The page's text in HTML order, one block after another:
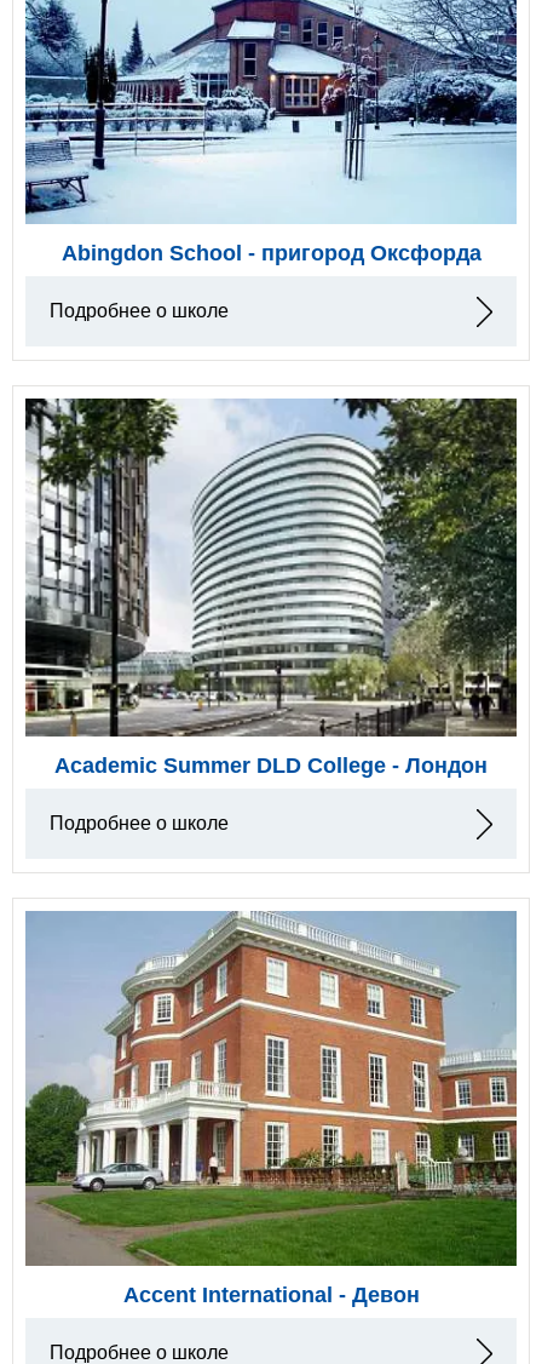
Abingdon School - пригород Оксфорда
Подробнее о школе
Academic Summer DLD College - Лондон
Подробнее о школе
Accent International - Девон
Подробнее о школе